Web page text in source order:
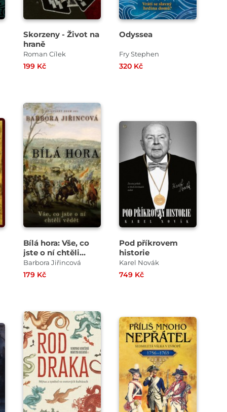
Skorzeny - Život na
hraně
Roman Cílek
199 Kč
Odyssea
Fry Stephen
320 Kč
Bílá hora: Vše, co
jste o ní chtěli
vědět: A něco málo,
co jste ani vědět
Barbora Jiřincová
179 Kč
Pod příkrovem
historie
Karel Novák
749 Kč